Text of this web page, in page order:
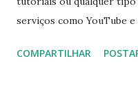
serviços como YouTube
disponível é Open
COMPARTILHAR